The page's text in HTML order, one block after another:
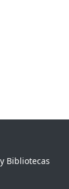
Bibliotecas